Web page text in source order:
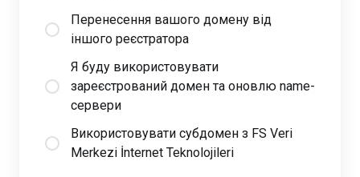
Перенесення вашого домену від
іншого реєстратора
Я буду використовувати
зареєстрований домен та оновлю name-
сервери
Використовувати субдомен з FS Veri
Merkezi İnternet Teknolojileri